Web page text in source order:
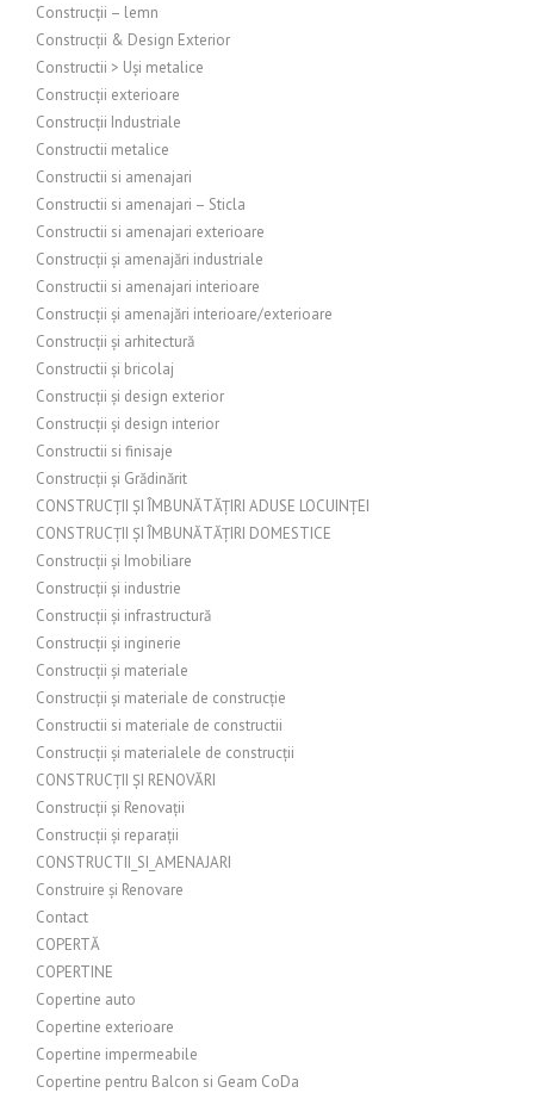
Construcții – lemn
Construcții & Design Exterior
Constructii > Uși metalice
Construcții exterioare
Construcții Industriale
Constructii metalice
Constructii si amenajari
Constructii si amenajari – Sticla
Constructii si amenajari exterioare
Construcții și amenajări industriale
Constructii si amenajari interioare
Construcții și amenajări interioare/exterioare
Construcții și arhitectură
Constructii și bricolaj
Construcții și design exterior
Construcții și design interior
Constructii si finisaje
Construcții și Grădinărit
CONSTRUCȚII ȘI ÎMBUNĂTĂȚIRI ADUSE LOCUINȚEI
CONSTRUCȚII ȘI ÎMBUNĂTĂȚIRI DOMESTICE
Construcții și Imobiliare
Construcții și industrie
Construcții și infrastructură
Construcții și inginerie
Construcții și materiale
Construcții și materiale de construcție
Constructii si materiale de constructii
Construcții și materialele de construcții
CONSTRUCȚII ȘI RENOVĂRI
Construcții și Renovații
Construcții și reparații
CONSTRUCTII_SI_AMENAJARI
Construire și Renovare
Contact
COPERTĂ
COPERTINE
Copertine auto
Copertine exterioare
Copertine impermeabile
Copertine pentru Balcon si Geam CoDa